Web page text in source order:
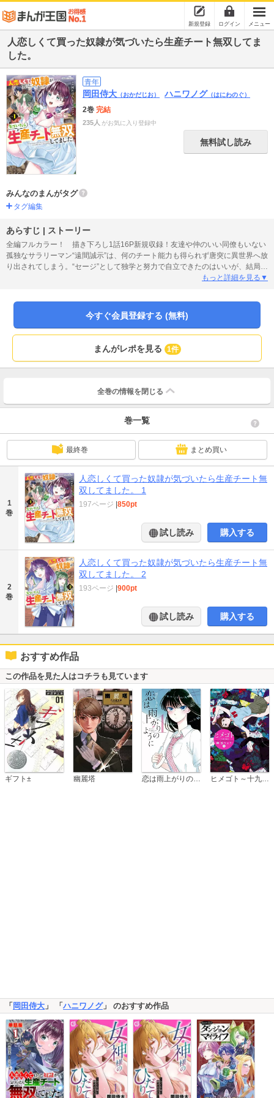
新規登録 ログイン メニュー
人恋しくて買った奴隷が気づいたら生産チート無双してま
した。
青年
岡田侍大 （おかだじお） ハニワノグ （はにわのぐ）
2巻 完結
235人 がお気に入り登録中
無料試し読み
みんなのまんがタグ
タグ編集
あらすじ | ストーリー
全編フルカラー！ 描き下ろし1話16P新規収録！友達や仲のいい同僚もいない
孤独なサラリーマン“遠間誠示”は、何のチート能力も得られず唐突に異世界へ放
り出されてしまう。“セージ”として独学と努力で自立できたのはいいが、結局、
異世界でも孤独なボッチ冒険者となってしまった。そんな中、セージは不意に
びを知る。一方、世間に見捨てられた中でセージと出逢い、心身ともに救われ
たメリスには、世界を一変するほどの才能が秘められていて……！？チート彼
もっと詳細を見る▼
今すぐ会員登録する (無料)
まんがレポを見る 1件
全巻の情報を 閉じる
巻一覧
最終巻 まとめ買い
1
巻
人恋しくて買った奴隷が気づいたら生産チート無
双してました。 1
197ページ |850pt
試し読み 購入する
2
巻
人恋しくて買った奴隷が気づいたら生産チート無
双してました。 2
193ページ |900pt
試し読み 購入する
おすすめ作品
この作品を見た人はコチラも見ています
ギフト± 幽麗塔 ヒメゴト～十九歳の制服～
「岡田侍大 」 「ハニワノグ」 のおすすめ作品